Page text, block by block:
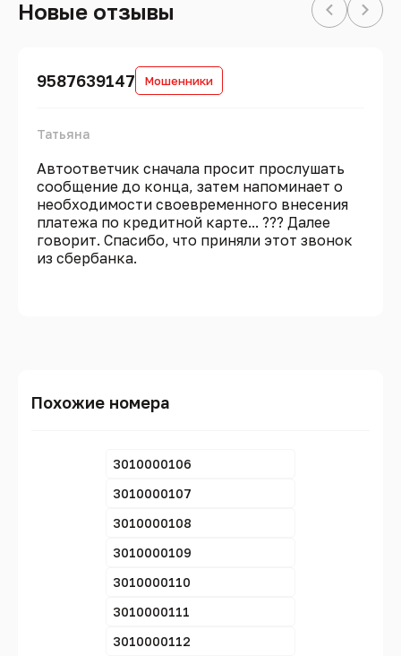
Новые отзывы
9587639147 Мошенники
Татьяна
Автоответчик сначала просит прослушать
сообщение до конца, затем напоминает о
необходимости своевременного внесения
платежа по кредитной карте... ??? Далее
говорит. Спасибо, что приняли этот звонок
из сбербанка.
Похожие номера
3010000106
3010000107
3010000108
3010000109
3010000110
3010000111
3010000112